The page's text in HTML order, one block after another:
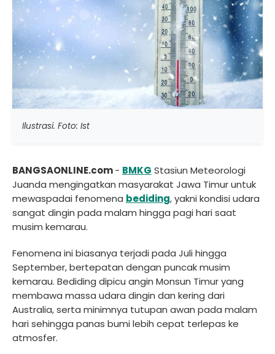
Ilustrasi. Foto: Ist
BANGSAONLINE.com- BMKG Stasiun Meteorologi
Juanda mengingatkan masyarakat Jawa Timur untuk
mewaspadai fenomena bediding, yakni kondisi udara
sangat dingin pada malam hingga pagi hari saat
musim kemarau.
Fenomena ini biasanya terjadi pada Juli hingga
September, bertepatan dengan puncak musim
kemarau. Bediding dipicu angin Monsun Timur yang
membawa massa udara dingin dan kering dari
Australia, serta minimnya tutupan awan pada malam
hari sehingga panas bumi lebih cepat terlepas ke
atmosfer.